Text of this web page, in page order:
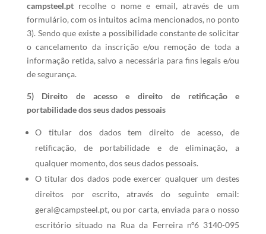
campsteel.ptrecolhe o nome e email, através de um
formulário, com os intuitos acima mencionados, no ponto
3). Sendo que existe a possibilidade constante de solicitar
o cancelamento da inscrição e/ou remoção de toda a
informação retida, salvo a necessária para fins legais e/ou
de segurança.
5) Direito de acesso e direito de retificação e
portabilidade dos seus dados pessoais
O titular dos dados tem direito de acesso, de
retificação, de portabilidade e de eliminação, a
qualquer momento, dos seus dados pessoais.
O titular dos dados pode exercer qualquer um destes
direitos por escrito, através do seguinte email:
geral@campsteel.pt, ou por carta, enviada para o nosso
escritório situado na Rua da Ferreira nº6 3140-095